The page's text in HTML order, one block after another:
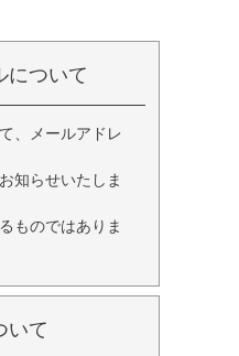
について
、メールアドレ
知らせいたしま
ものではありま
いて